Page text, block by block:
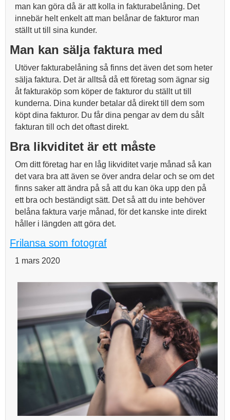
man kan göra då är att kolla in fakturabelåning. Det
innebär helt enkelt att man belånar de fakturor man
ställt ut till sina kunder.
Man kan sälja faktura med
Utöver fakturabelåning så finns det även det som heter
sälja faktura. Det är alltså då ett företag som ägnar sig
åt fakturaköp som köper de fakturor du ställt ut till
kunderna. Dina kunder betalar då direkt till dem som
köpt dina fakturor. Du får dina pengar av dem du sålt
fakturan till och det oftast direkt.
Bra likviditet är ett måste
Om ditt företag har en låg likviditet varje månad så kan
det vara bra att även se över andra delar och se om det
finns saker att ändra på så att du kan öka upp den på
ett bra och beständigt sätt. Det så att du inte behöver
belåna faktura varje månad, för det kanske inte direkt
håller i längden att göra det.
Frilansa som fotograf
1 mars 2020